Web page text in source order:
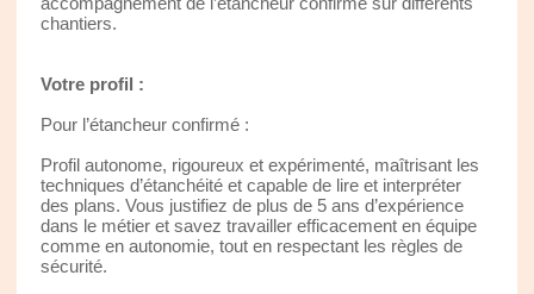
chantiers.
Votre profil :
Pour l’étancheur confirmé :
Profil autonome, rigoureux et expérimenté, maîtrisant les
techniques d’étanchéité et capable de lire et interpréter
des plans. Vous justifiez de plus de 5 ans d’expérience
dans le métier et savez travailler efficacement en équipe
comme en autonomie, tout en respectant les règles de
sécurité.